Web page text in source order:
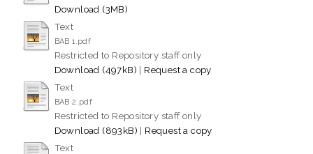
Download (3MB)
Text
BAB 1.pdf
Restricted to Repository staff only
Download (497kB) | Request a copy
Text
BAB 2.pdf
Restricted to Repository staff only
Download (893kB) | Request a copy
Text